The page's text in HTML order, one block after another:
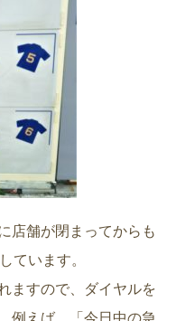
店舗が閉まってからも
ています。
ますので、ダイヤルを